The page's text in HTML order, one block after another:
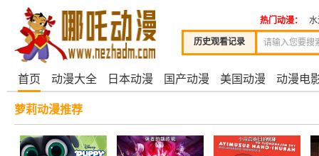
历史观看记录
热门动漫：
首页 动漫大全 日本动漫 国产动漫 美国动漫 动漫电
萝莉动漫推荐